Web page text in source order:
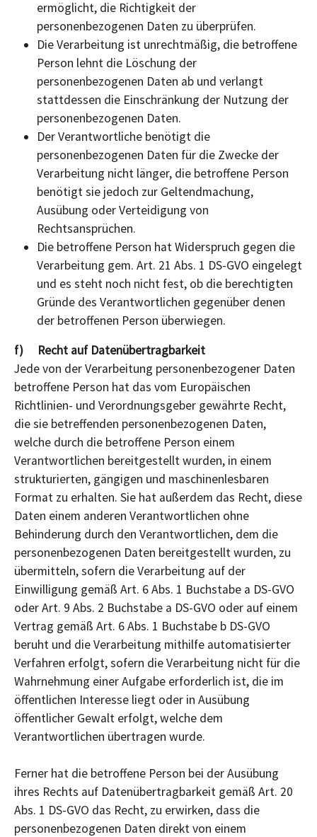
ermöglicht, die Richtigkeit der
personenbezogenen Daten zu überprüfen.
Die Verarbeitung ist unrechtmäßig, die betroffene
Person lehnt die Löschung der
personenbezogenen Daten ab und verlangt
stattdessen die Einschränkung der Nutzung der
personenbezogenen Daten.
Der Verantwortliche benötigt die
personenbezogenen Daten für die Zwecke der
Verarbeitung nicht länger, die betroffene Person
benötigt sie jedoch zur Geltendmachung,
Ausübung oder Verteidigung von
Rechtsansprüchen.
Die betroffene Person hat Widerspruch gegen die
Verarbeitung gem. Art. 21 Abs. 1 DS-GVO eingelegt
und es steht noch nicht fest, ob die berechtigten
Gründe des Verantwortlichen gegenüber denen
der betroffenen Person überwiegen.
f) Recht auf Datenübertragbarkeit
Jede von der Verarbeitung personenbezogener Daten
betroffene Person hat das vom Europäischen
Richtlinien- und Verordnungsgeber gewährte Recht,
die sie betreffenden personenbezogenen Daten,
welche durch die betroffene Person einem
Verantwortlichen bereitgestellt wurden, in einem
strukturierten, gängigen und maschinenlesbaren
Format zu erhalten. Sie hat außerdem das Recht, diese
Daten einem anderen Verantwortlichen ohne
Behinderung durch den Verantwortlichen, dem die
personenbezogenen Daten bereitgestellt wurden, zu
übermitteln, sofern die Verarbeitung auf der
Einwilligung gemäß Art. 6 Abs. 1 Buchstabe a DS-GVO
oder Art. 9 Abs. 2 Buchstabe a DS-GVO oder auf einem
Vertrag gemäß Art. 6 Abs. 1 Buchstabe b DS-GVO
beruht und die Verarbeitung mithilfe automatisierter
Verfahren erfolgt, sofern die Verarbeitung nicht für die
Wahrnehmung einer Aufgabe erforderlich ist, die im
öffentlichen Interesse liegt oder in Ausübung
öffentlicher Gewalt erfolgt, welche dem
Verantwortlichen übertragen wurde.
Ferner hat die betroffene Person bei der Ausübung
ihres Rechts auf Datenübertragbarkeit gemäß Art. 20
Abs. 1 DS-GVO das Recht, zu erwirken, dass die
personenbezogenen Daten direkt von einem